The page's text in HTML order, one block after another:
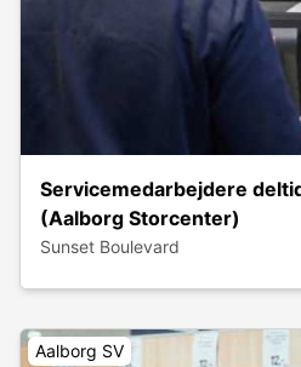
Servicemedarbejdere
(Aalborg Storcenter)
Sunset Boulevard
Aalborg SV